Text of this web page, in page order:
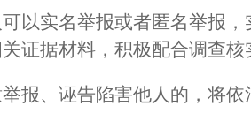
可以实名举报或者匿名举报
证据材料，积极配合调查
举报、诬告陷害他人的，将